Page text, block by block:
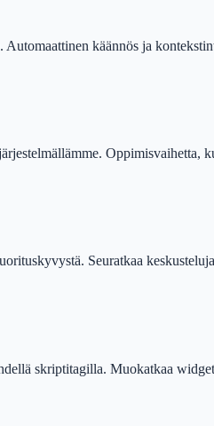
käännös ja
Oppimisvaihetta,
Seuratkaa
skriptitagilla. Muokatkaa